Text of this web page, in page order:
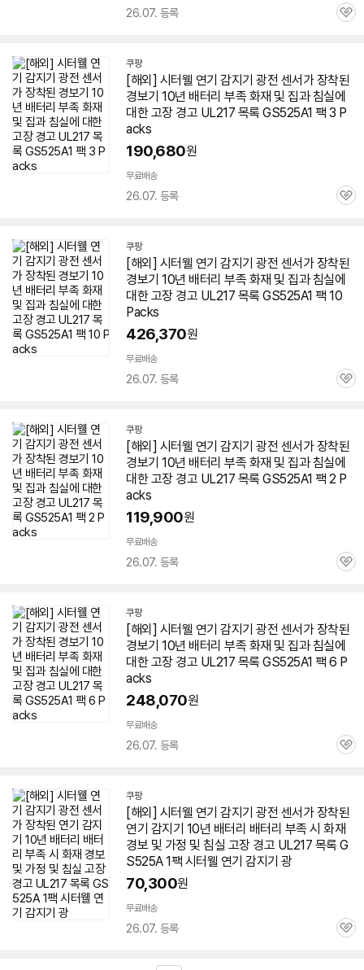
26.07. 등록
관
쿠팡
[해외] 시터웰 연기 감지기 광전 센서가 장착된
경보기 10년 배터리 부족 화재 및 집과 침실에
대한 고장 경고 UL217 목록 GS525A1 팩 3 P
acks
190,680원
무료배송
26.07. 등록
관
쿠팡
[해외] 시터웰 연기 감지기 광전 센서가 장착된
경보기 10년 배터리 부족 화재 및 집과 침실에
대한 고장 경고 UL217 목록 GS525A1 팩 10
Packs
426,370원
무료배송
26.07. 등록
관
쿠팡
[해외] 시터웰 연기 감지기 광전 센서가 장착된
경보기 10년 배터리 부족 화재 및 집과 침실에
대한 고장 경고 UL217 목록 GS525A1 팩 2 P
acks
119,900원
무료배송
26.07. 등록
관
쿠팡
[해외] 시터웰 연기 감지기 광전 센서가 장착된
경보기 10년 배터리 부족 화재 및 집과 침실에
대한 고장 경고 UL217 목록 GS525A1 팩 6 P
acks
248,070원
무료배송
26.07. 등록
관
쿠팡
[해외] 시터웰 연기 감지기 광전 센서가 장착된
연기 감지기 10년 배터리 배터리 부족 시 화재
경보 및 가정 및 침실 고장 경고 UL217 목록 G
S525A 1팩 시터웰 연기 감지기 광
70,300원
무료배송
26.07. 등록
관